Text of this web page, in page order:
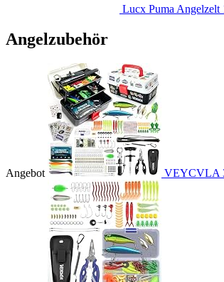
Lucx Puma
Angelzubehör
Angebot VEYCVLA